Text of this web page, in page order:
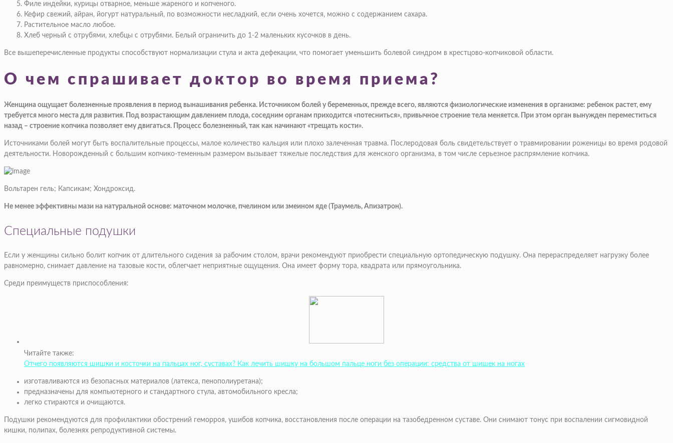
Филе индейки, курицы отварное, меньше жареного и копченого.
Кефир свежий, айран, йогурт натуральный, по возможности несладкий, если очень хочется, можно с содержанием сахара.
Растительное масло любое.
Хлеб черный с отрубями, хлебцы с отрубями. Белый ограничить до 1-2 маленьких кусочков в день.
Все вышеперечисленные продукты способствуют нормализации стула и акта дефекации, что помогает уменьшить болевой синдром в крестцово-копчиковой области.
О чем спрашивает доктор во время приема?
Женщина ощущает болезненные проявления в период вынашивания ребенка. Источником болей у беременных, прежде всего, являются физиологические изменения в организме: ребенок растет, ему
требуется много места для развития. Под возрастающим давлением плода, соседним органам приходится «потесниться», привычное строение тела меняется. При этом орган вынужден переместиться
назад – строение копчика позволяет ему двигаться. Процесс болезненный, так как начинают «трещать кости».
Источниками болей могут быть воспалительные процессы, малое количество кальция или плохо залеченная травма. Послеродовая боль свидетельствует о травмировании роженицы во время родовой
деятельности. Новорожденный с большим копчико-теменным размером вызывает тяжелые последствия для женского организма, в том числе серьезное распрямление копчика.
Вольтарен гель; Капсикам; Хондроксид.
Не менее эффективны мази на натуральной основе: маточном молочке, пчелином или змеином яде (Траумель, Апизатрон).
Специальные подушки
Если у женщины сильно болит копчик от длительного сидения за рабочим столом, врачи рекомендуют приобрести специальную ортопедическую подушку. Она перераспределяет нагрузку более
равномерно, снимает давление на тазовые кости, облегчает неприятные ощущения. Она имеет форму тора, квадрата или прямоугольника.
Среди преимуществ приспособления:
Читайте также:
Отчего появляются шишки и косточки на пальцах ног, суставах? Как лечить шишку на большом пальце ноги без операции: средства от шишек на ногах
изготавливаются из безопасных материалов (латекса, пенополиуретана);
предназначены для компьютерного и стандартного стула, автомобильного кресла;
легко стираются и очищаются.
Подушки рекомендуются для профилактики обострений геморроя, ушибов копчика, восстановления после операции на тазобедренном суставе. Они снимают тонус при воспалении сигмовидной
кишки, полипах, болезнях репродуктивной системы.